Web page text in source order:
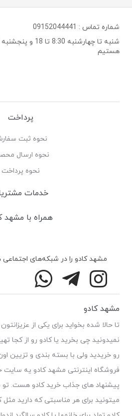
شماره تماس : 09152044441
هستیم
پرداخت
نحوه ثبت
نحوه ارسال
نحوه پرداخت
خدمات
همراه با مشهد
مشهد کادو را در شبکه‌های اجتماعی
مشهد کادو
تا حالا شده بخواید برای یکی از
نمیدونید چی بخرید یا کادو رو از کجا
رو خریدید ولی با بسته بندی و تزیین
فروشگاه اینترنتی مشهد کادو یه سایت
پیشنهاد های جذاب خرید کادو هست.
میتونید برای هر مناسبتی که دارید مثل